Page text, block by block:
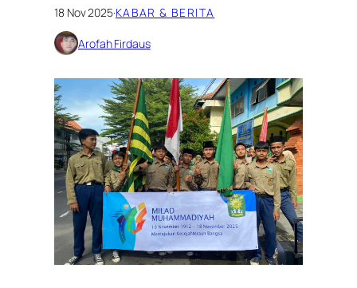
18 Nov 2025·KABAR & BERITA
Arofah Firdaus